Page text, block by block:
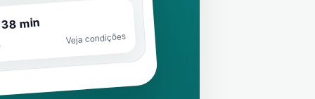
min
Veja condições